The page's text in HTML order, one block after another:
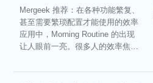
Mergeek 推荐：在各种功能繁复、
甚至需要繁琐配置才能使用的效率
应用中，Morning Routine 的出现
让人眼前一亮。很多人的效率焦